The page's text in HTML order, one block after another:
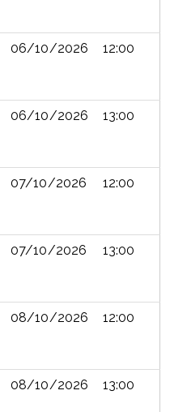
06/10/2026 12:00
06/10/2026 13:00
07/10/2026 12:00
07/10/2026 13:00
08/10/2026 12:00
08/10/2026 13:00